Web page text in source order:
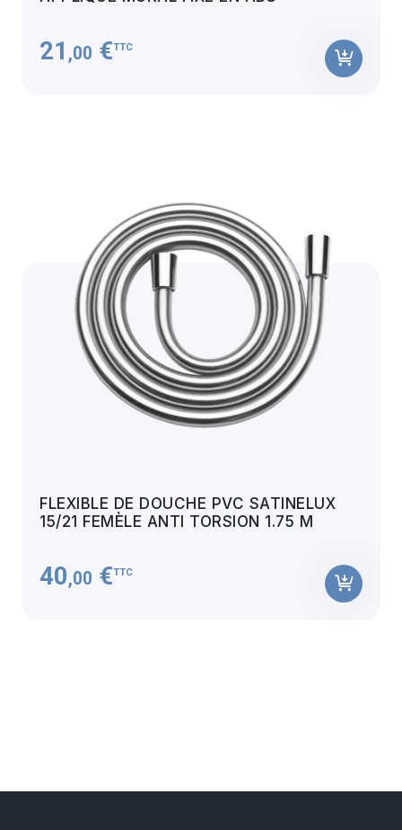
21 ,00 €TTC
FLEXIBLE DE DOUCHE PVC SATINELUX
15/21 FEMÈLE ANTI TORSION 1.75 M
40,00 €TTC